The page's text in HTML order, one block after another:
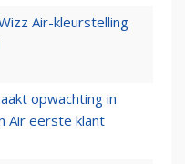
Air-kleurstelling
opwachting in
Air eerste klant